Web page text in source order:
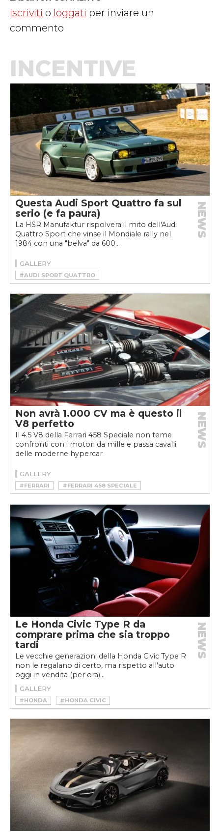
Iscriviti o loggati per inviare un
commento
INCENTIVE
Questa Audi Sport Quattro fa sul
serio (e fa paura)
La HSR Manufaktur rispolvera il mito dell'Audi
Quattro Sport che vinse il Mondiale rally nel
1984 con una "belva" da 600...
NEWS
GALLERY
#AUDI SPORT QUATTRO
#HSR MANUFAKTUR
#RESTOMOD
Non avrà 1.000 CV ma è questo il
V8 perfetto
Il 4.5 V8 della Ferrari 458 Speciale non teme
confronti con i motori da mille e passa cavalli
delle moderne hypercar
NEWS
GALLERY
#FERRARI #FERRARI 458 SPECIALE
Le Honda Civic Type R da
comprare prima che sia troppo
tardi
Le vecchie generazioni della Honda Civic Type R
non le regalano di certo, ma rispetto all'auto
oggi in vendita (per ora)...
NEWS
GALLERY
#HONDA
#HONDA CIVIC
#HONDA CIVIC TYPE R